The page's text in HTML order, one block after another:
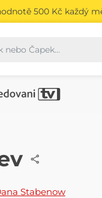
500 Kč každý
Stabenow